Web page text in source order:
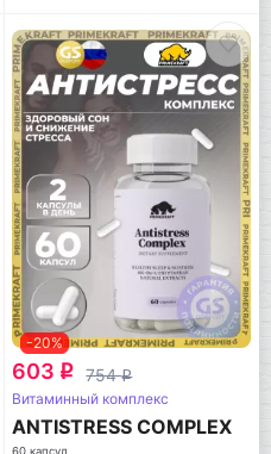
-20%
603 q 754q
Витаминный комплекс
ANTISTRESS COMPLEX